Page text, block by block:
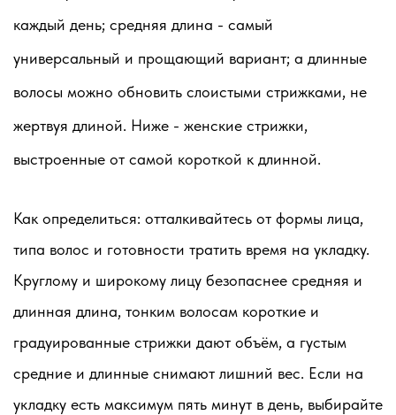
каждый день; средняя длина - самый
универсальный и прощающий вариант; а длинные
волосы можно обновить слоистыми стрижками, не
жертвуя длиной. Ниже - женские стрижки,
выстроенные от самой короткой к длинной.
Как определиться: отталкивайтесь от формы лица,
типа волос и готовности тратить время на укладку.
Круглому и широкому лицу безопаснее средняя и
длинная длина, тонким волосам короткие и
градуированные стрижки дают объём, а густым
средние и длинные снимают лишний вес. Если на
укладку есть максимум пять минут в день, выбирайте